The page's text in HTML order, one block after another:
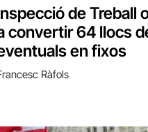
de Treball
convertir 64 llocs
en fixos
Ràfols